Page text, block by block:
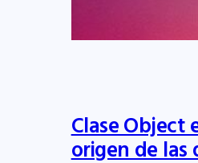
Clase Object
origen de las